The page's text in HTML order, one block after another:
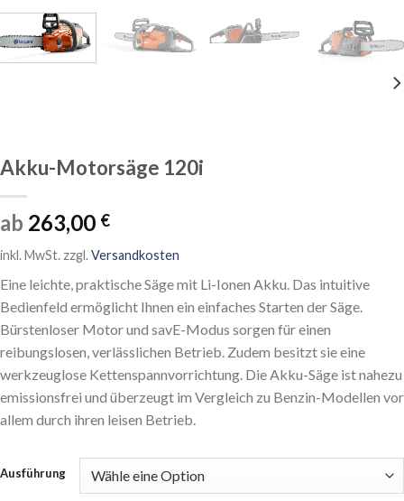
Akku-Motorsäge 120i
ab 263,00 €
inkl. MwSt. zzgl.Versandkosten
Eine leichte, praktische Säge mit Li-Ionen Akku. Das intuitive
Bedienfeld ermöglicht Ihnen ein einfaches Starten der Säge.
Bürstenloser Motor und savE-Modus sorgen für einen
reibungslosen, verlässlichen Betrieb. Zudem besitzt sie eine
werkzeuglose Kettenspannvorrichtung. Die Akku-Säge ist nahezu
emissionsfrei und überzeugt im Vergleich zu Benzin-Modellen vor
allem durch ihren leisen Betrieb.
Ausführung